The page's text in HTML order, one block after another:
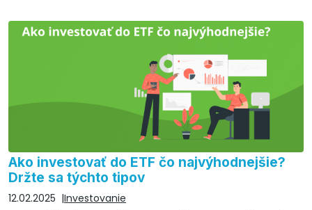
Ako investovať do ETF čo najvýhodnejšie?
Držte sa týchto tipov
12.02.2025
Investovanie